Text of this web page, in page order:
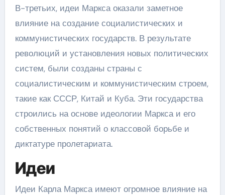
В-третьих, идеи Маркса оказали заметное
влияние на создание социалистических и
коммунистических государств. В результате
революций и установления новых политических
систем, были созданы страны с
социалистическим и коммунистическим строем,
такие как СССР, Китай и Куба. Эти государства
строились на основе идеологии Маркса и его
собственных понятий о классовой борьбе и
диктатуре пролетариата.
Идеи
Идеи Карла Маркса имеют огромное влияние на